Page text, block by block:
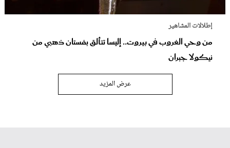
إطلالات المشاهير
من وحي الغروب في بيروت.. إليسا تتألق بفستان ذهبي من
نيكولا جبران
عرض المزيد